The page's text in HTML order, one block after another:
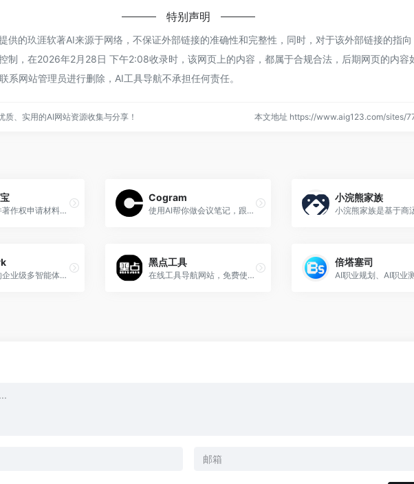
特别声明
供的玖涯软著AI来源于网络，不保证外部链接的准确性和完整性，同时，对于该外部链接的指向
制，在2026年2月28日 下午2:08收录时，该网页上的内容，都属于合规合法，后期网页的内容
系网站管理员进行删除，AI工具导航不承担任何责任。
质、实用的AI网站资源收集与分享！ 本文地址 https://www.aig123.com/sites/
AI智能软件著作权申请材料自动生成平台
Cogram
使用AI帮你做会议笔记，跟踪行动项目
小浣熊家族
360推出的企业级多智能体AI工作平台
黑点工具
在线工具导航网站，免费使用无需注册，快速使用无门槛。
倍塔塞司